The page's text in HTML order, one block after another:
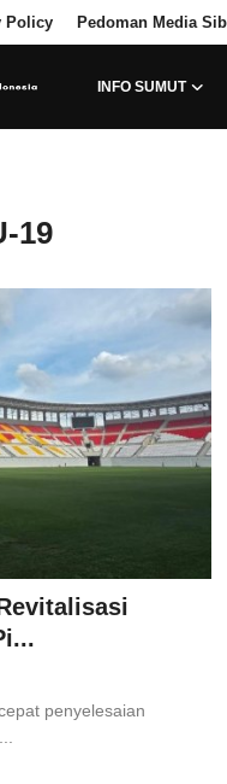
Policy Pedoman Media
INFO SUMUT
19
penyelesaian